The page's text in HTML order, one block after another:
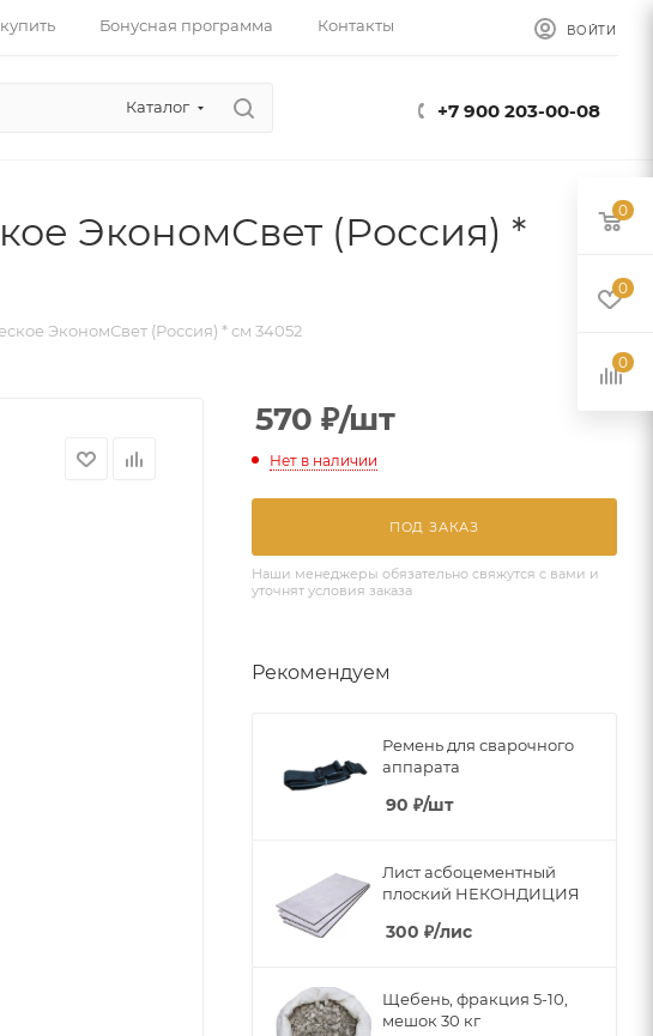
Бонусная программа Контакты ВОЙТИ
Каталог +7 900 203-00-08
ЭкономСвет (Россия) *
ЭкономСвет (Россия) * см 34052
570 ₽/шт
Нет в наличии
ПОД ЗАКАЗ
Наши менеджеры обязательно свяжутся с вами и
уточнят условия заказа
Рекомендуем
Ремень для сварочного
аппарата
90 ₽/шт
Лист асбоцементный
плоский НЕКОНДИЦИЯ
300 ₽/лис
Щебень, фракция 5-10,
мешок 30 кг
0
0
0